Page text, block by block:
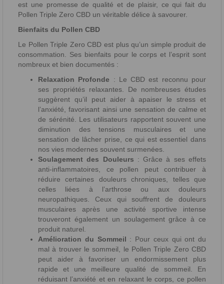
est une promesse de qualité et de plaisir, ce qui fait du
Pollen Triple Zero CBD un véritable délice à savourer.
Bienfaits du Pollen CBD
Le Pollen Triple Zero CBD est plus qu’un simple produit de
consommation. Ses bienfaits pour le corps et l’esprit sont
nombreux et bien documentés :
Relaxation Profonde : Le CBD est reconnu pour
ses propriétés relaxantes. De nombreuses études
suggèrent qu’il peut aider à apaiser le stress et
l’anxiété, favorisant ainsi une sensation de calme et
de sérénité. Les utilisateurs rapportent souvent une
diminution des tensions musculaires et une
sensation de lâcher prise, ce qui est essentiel dans
nos vies modernes souvent surmenées.
Soulagement des Douleurs : Grâce à ses effets
anti-inflammatoires, ce pollen peut contribuer à
réduire certaines douleurs chroniques, telles que
celles liées à l’arthrose ou aux douleurs
neuropathiques. Ceux qui souffrent de douleurs
musculaires après une activité sportive intense
trouveront également un soulagement grâce à ce
produit naturel.
Amélioration du Sommeil : Pour ceux qui ont du
mal à trouver le sommeil, le Pollen Triple Zero CBD
peut aider à favoriser un endormissement plus
rapide et une meilleure qualité de sommeil. En
réduisant l’anxiété et en relaxant le corps, ce pollen